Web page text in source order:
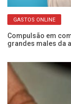
GASTOS ONLINE
Compulsão em
grandes males da